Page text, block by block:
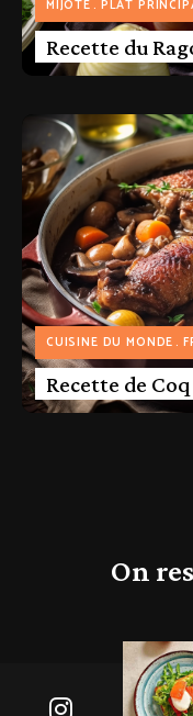
MIJOTÉ PLAT
Recette du
CUISINE DU MONDE
Recette de
On